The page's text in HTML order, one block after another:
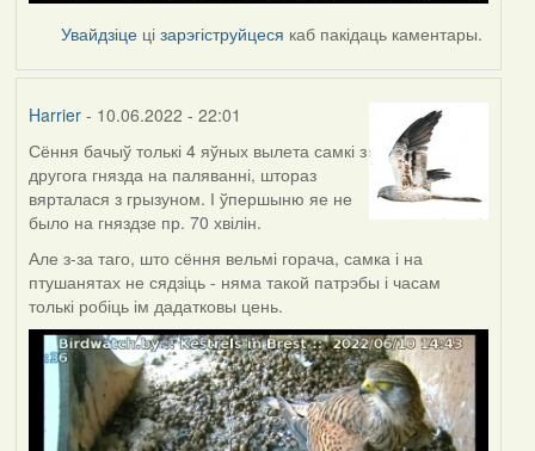
Увайдзіце цізарэгіструйцеся каб пакідаць каментары.
Harrier- 10.06.2022 - 22:01
Сёння бачыў толькі 4 яўных вылета самкі з
другога гнязда на паляванні, штораз
вярталася з грызуном. І ўпершыню яе не
было на гняздзе пр. 70 хвілін.
Але з-за таго, што сёння вельмі горача, самка і на
птушанятах не сядзіць - няма такой патрэбы і часам
толькі робіць ім дадатковы цень.